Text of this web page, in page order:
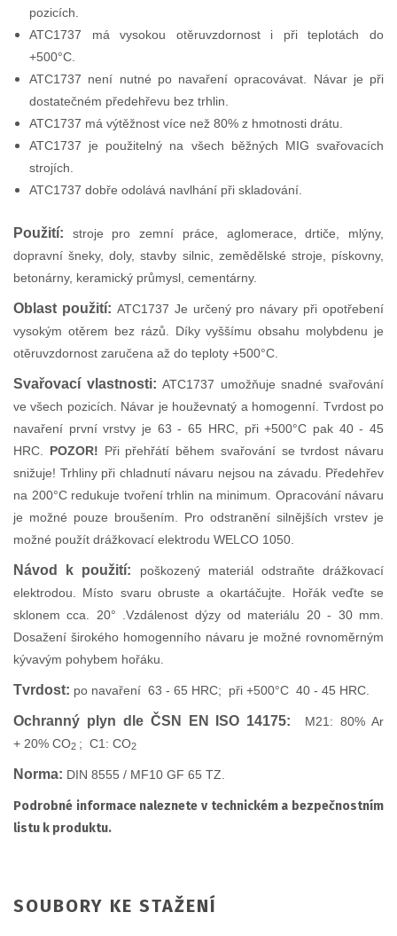
pozicích.
ATC1737 má vysokou otěruvzdornost i při teplotách do
+500°C.
ATC1737 není nutné po navaření opracovávat. Návar je při
dostatečném předehřevu bez trhlin.
ATC1737 má výtěžnost více než 80% z hmotnosti drátu.
ATC1737 je použitelný na všech běžných MIG svařovacích
strojích.
ATC1737 dobře odolává navlhání při skladování.
Použití: stroje pro zemní práce, aglomerace, drtiče, mlýny,
dopravní šneky, doly, stavby silnic, zemědělské stroje, pískovny,
betonárny, keramický průmysl, cementárny.
Oblast použití: ATC1737 Je určený pro návary při opotřebení
vysokým otěrem bez rázů. Díky vyššímu obsahu molybdenu je
otěruvzdornost zaručena až do teploty +500°C.
Svařovací vlastnosti: ATC1737 umožňuje snadné svařování
ve všech pozicích. Návar je houževnatý a homogenní. Tvrdost po
navaření první vrstvy je 63 - 65 HRC, při +500°C pak 40 - 45
HRC. POZOR! Při přehřátí během svařování se tvrdost návaru
snižuje! Trhliny při chladnutí návaru nejsou na závadu. Předehřev
na 200°C redukuje tvoření trhlin na minimum. Opracování návaru
je možné pouze broušením. Pro odstranění silnějších vrstev je
možné použít drážkovací elektrodu WELCO 1050.
Návod k použití: poškozený materiál odstraňte drážkovací
elektrodou. Místo svaru obruste a okartáčujte. Hořák veďte se
sklonem cca. 20° .Vzdálenost dýzy od materiálu 20 - 30 mm.
Dosažení širokého homogenního návaru je možné rovnoměrným
kývavým pohybem hořáku.
Tvrdost: po navaření 63 - 65 HRC; při +500°C 40 - 45 HRC.
Ochranný plyn dle ČSN EN ISO 14175: M21: 80% Ar
+ 20% CO2 ; C1: CO2
Norma: DIN 8555 / MF10 GF 65 TZ.
Podrobné informace naleznete v technickém a bezpečnostním
listu k produktu.
SOUBORY KE STAŽENÍ